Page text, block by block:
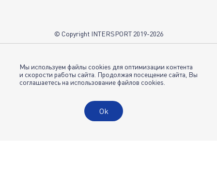
Магазины INTERSPORT
© Copyright INTERSPORT 2019-2026
Политика конфиденциальности
Публичная оферта
Мы используем файлы cookies для оптимизации контента
и скорости работы сайта. Продолжая посещение сайта, Вы
соглашаетесь на использование файлов cookies.
Ok